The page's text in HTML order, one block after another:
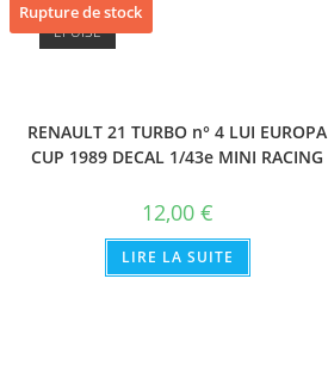
Rupture de stock
ÉPUISÉ
RENAULT 21 TURBO n° 4 LUI EUROPA
CUP 1989 DECAL 1/43e MINI RACING
12,00 €
LIRE LA SUITE